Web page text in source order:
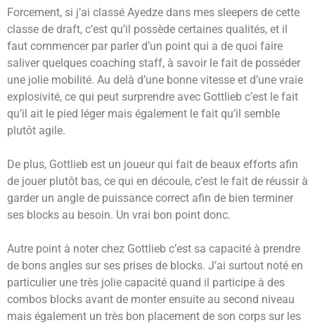
Forcement, si j’ai classé Ayedze dans mes sleepers de cette
classe de draft, c’est qu’il possède certaines qualités, et il
faut commencer par parler d’un point qui a de quoi faire
saliver quelques coaching staff, à savoir le fait de posséder
une jolie mobilité. Au delà d’une bonne vitesse et d’une vraie
explosivité, ce qui peut surprendre avec Gottlieb c’est le fait
qu’il ait le pied léger mais également le fait qu’il semble
plutôt agile.
De plus, Gottlieb est un joueur qui fait de beaux efforts afin
de jouer plutôt bas, ce qui en découle, c’est le fait de réussir à
garder un angle de puissance correct afin de bien terminer
ses blocks au besoin. Un vrai bon point donc.
Autre point à noter chez Gottlieb c’est sa capacité à prendre
de bons angles sur ses prises de blocks. J’ai surtout noté en
particulier une très jolie capacité quand il participe à des
combos blocks avant de monter ensuite au second niveau
mais également un très bon placement de son corps sur les